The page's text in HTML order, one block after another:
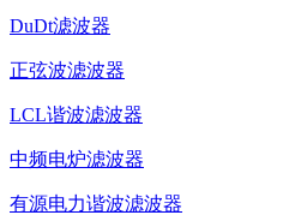
DuDt滤波器
正弦波滤波器
LCL谐波滤波器
中频电炉滤波器
有源电力谐波滤波器